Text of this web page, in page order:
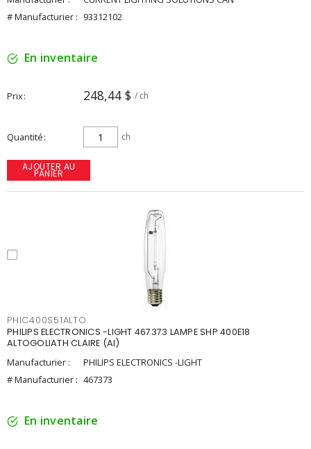
# Manufacturier : 93312102
En inventaire
Prix 248,44 $ / ch
Quantité ch
AJOUTER AU
PANIER
PHIC400S51ALTO
PHILIPS ELECTRONICS -LIGHT 467373 LAMPE SHP 400E18
ALTOGOLIATH CLAIRE (AI)
Manufacturier :
PHILIPS ELECTRONICS -LIGHT
# Manufacturier : 467373
En inventaire